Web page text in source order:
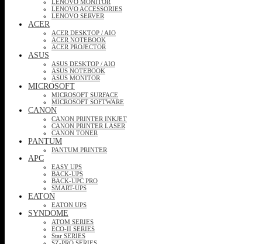
LENOVO MONITOR
LENOVO ACCESSORIES
LENOVO SERVER
ACER
ACER DESKTOP / AIO
ACER NOTEBOOK
ACER PROJECTOR
ASUS
ASUS DESKTOP / AIO
ASUS NOTEBOOK
ASUS MONITOR
MICROSOFT
MICROSOFT SURFACE
MICROSOFT SOFTWARE
CANON
CANON PRINTER INKJET
CANON PRINTER LASER
CANON TONER
PANTUM
PANTUM PRINTER
APC
EASY UPS
BACK-UPS
BACK-UPC PRO
SMART-UPS
EATON
EATON UPS
SYNDOME
ATOM SERIES
ECO-II SERIES
Star SERIES